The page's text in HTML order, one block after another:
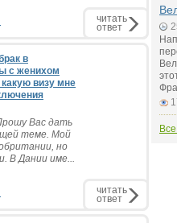
читать
ответ
в
с женихом
визу мне
Вас дать
теме. Мой
но
В Дании име...
читать
ответ